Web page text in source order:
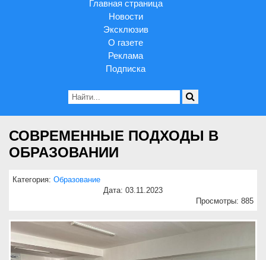
Главная страница
Новости
Эксклюзив
О газете
Реклама
Подписка
СОВРЕМЕННЫЕ ПОДХОДЫ В
ОБРАЗОВАНИИ
Категория: Образование
Дата: 03.11.2023
Просмотры: 885